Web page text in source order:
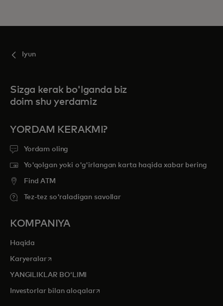
Iyun
Sizga kerak bo'lganda biz
doim shu yerdamiz
YORDAM KERAKMI?
Yordam oling
Yo'qolgan yoki o'g'irlangan karta haqida xabar bering
Find ATM
Tez-tez so'raladigan savollar
KOMPANIYA
Haqida
Karyeralaropens in a new tab
YANGILIKLAR BOʻLIMI
Investorlar bilan aloqalaropens in a new tab